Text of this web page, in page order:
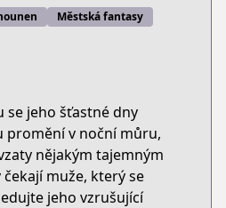
Městská fantasy
se jeho šťastné dny
promění v noční můru,
nějakým tajemným
muže, který se
jeho vzrušující